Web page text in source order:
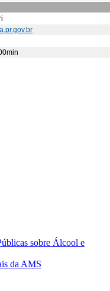
sobre Álcool e
da AMS